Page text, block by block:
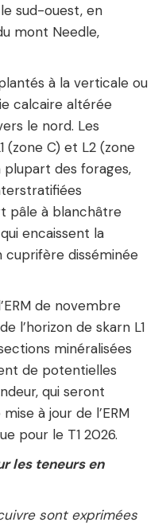
sud-ouest, en
mont Needle,
à la verticale ou
calcaire altérée
le nord. Les
(zone C) et L2 (zone
des forages,
pâle à blanchâtre
encaissent la
cuprifère disséminée
de novembre
l’horizon de skarn L1
minéralisées
de potentielles
qui seront
à jour de l’ERM
pour le T1 2026.
les teneurs en
sont exprimées